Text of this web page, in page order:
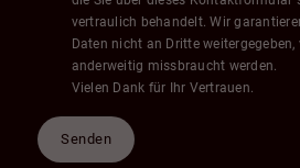
vertraulich behandelt. Wir
Daten nicht an Dritte
anderweitig missbraucht werden.
Vielen Dank für Ihr Vertrauen.
Senden